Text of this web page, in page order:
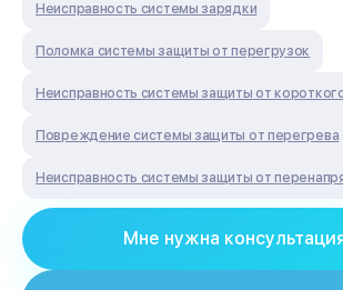
Неисправность системы зарядки
Поломка системы защиты от перегрузок
Неисправность системы защиты от
Повреждение системы защиты от перегрева
Неисправность системы защиты от
Мне нужна